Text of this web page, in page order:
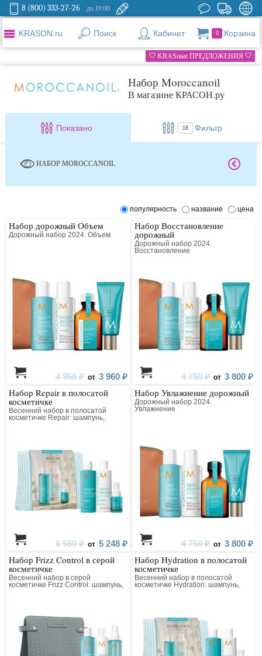
8 (800) 333-27-26 до 19:00
KRASON.ru Поиск Кабинет 0 Корзина
KRASные ПРЕДЛОЖЕНИЯ
Набор Moroccanoil
В магазине КРАСОН.ру
Показано 18 Фильтр
НАБОР MOROCCANOIL
популярность название цена
Набор дорожный Объем
Дорожный набор 2024. Объем
4 950 ₽ от 3 960 ₽
Набор Восстановление
дорожный
Дорожный набор 2024.
Восстановление
4 750 ₽ от 3 800 ₽
Набор Repair в полосатой
косметичке
Весенний набор в полосатой
косметичке Repair: шампунь,
6 560 ₽ от 5 248 ₽
Набор Увлажнение дорожный
Дорожный набор 2024.
Увлажнение
4 750 ₽ от 3 800 ₽
Набор Frizz Control в серой
косметичке
Весенний набор в серой
косметичке Frizz Control: шампунь,
Набор Hydration в полосатой
косметичке
Весенний набор в полосатой
косметичке Hydration: шампунь,